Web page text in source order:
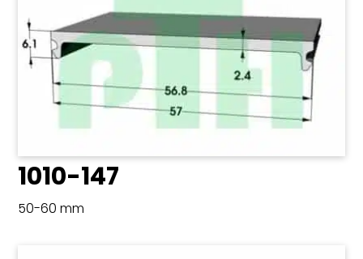
1010-147
50-60 mm